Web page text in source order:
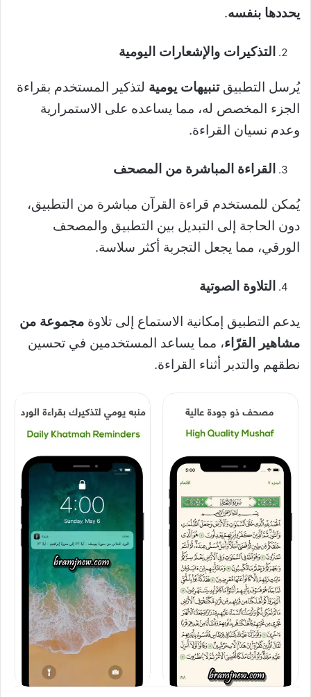
يحددها بنفسه.
التذكيرات والإشعارات اليومية
يُرسل التطبيقتنبيهات يومية لتذكير المستخدم بقراءة
الجزء المخصص له، مما يساعده على الاستمرارية
وعدم نسيان القراءة.
القراءة المباشرة من المصحف
يُمكن للمستخدم قراءة القرآن مباشرة من التطبيق،
دون الحاجة إلى التبديل بين التطبيق والمصحف
الورقي، مما يجعل التجربة أكثر سلاسة.
التلاوة الصوتية
يدعم التطبيق إمكانية الاستماع إلى تلاوة مجموعة من
مشاهير القرّاء، مما يساعد المستخدمين في تحسين
نطقهم والتدبر أثناء القراءة.